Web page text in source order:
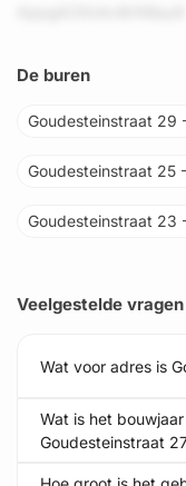
De buren
Goudesteinstraat 29
Goudesteinstraat 25
Goudesteinstraat 23
Veelgestelde vragen
Wat voor adres is
Wat is het
Goudesteinstraat